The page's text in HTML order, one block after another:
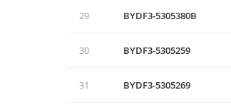
29 BYDF3-5305380B
30 BYDF3-5305259
31 BYDF3-5305269